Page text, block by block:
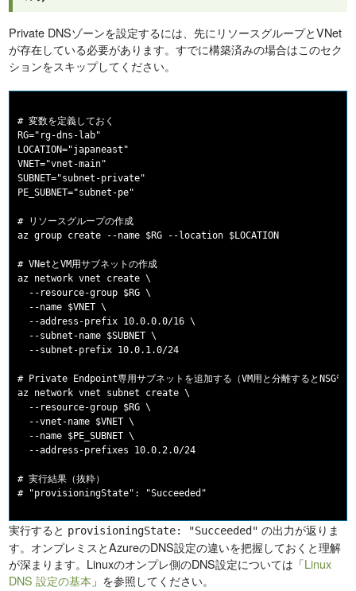
Private DNSゾーンを設定するには、先にリソースグループとVNet
が存在している必要があります。すでに構築済みの場合はこのセク
ションをスキップしてください。
# 変数を定義しておく
RG="rg-dns-lab"
LOCATION="japaneast"
VNET="vnet-main"
SUBNET="subnet-private"
PE_SUBNET="subnet-pe"
# リソースグループの作成
az group create --name $RG --location $LOCATION
# VNetとVM用サブネットの作成
az network vnet create \
  --resource-group $RG \
  --name $VNET \
  --address-prefix 10.0.0.0/16 \
  --subnet-name $SUBNET \
  --subnet-prefix 10.0.1.0/24
# Private Endpoint専用サブネットを追加する（VM用と分離するとNSG管
az network vnet subnet create \
  --resource-group $RG \
  --vnet-name $VNET \
  --name $PE_SUBNET \
  --address-prefixes 10.0.2.0/24
# 実行結果（抜粋）
実行すると provisioningState: "Succeeded" の出力が返りま
す。オンプレミスとAzureのDNS設定の違いを把握しておくと理解
が深まります。Linuxのオンプレ側のDNS設定については「Linux
DNS 設定の基本 」を参照してください。